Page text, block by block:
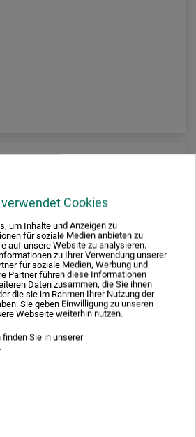
Cookies
um Inhalte und Anzeigen zu
für soziale Medien anbieten zu
auf unsere Website zu analysieren.
zu Ihrer Verwendung unserer
für soziale Medien, Werbung und
Partner führen diese Informationen
Daten zusammen, die Sie ihnen
die sie im Rahmen Ihrer Nutzung der
Sie geben Einwilligung zu unseren
Webseite weiterhin nutzen.
Sie in unserer
.
70 Airbrushpistole